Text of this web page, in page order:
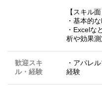
【スキル面
・基本的
・Excelな
析や効果
歓迎スキ
ル・経験
・アパレ
経験